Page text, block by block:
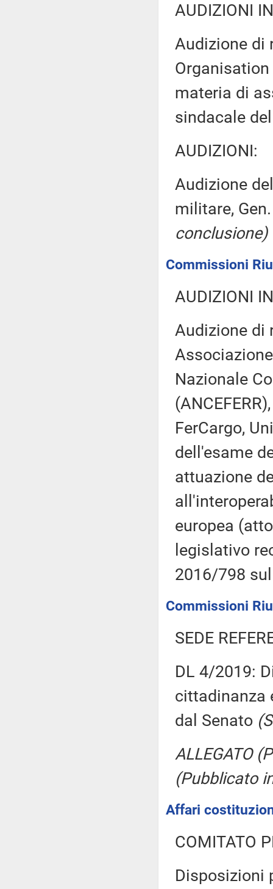
AUDIZIONI
Audizione di
materia di
sindacale
AUDIZIONI:
Audizione
militare,
conclusione)
Commissioni
AUDIZIONI
Audizione di
Nazionale
FerCargo,
dell'esame
attuazione
europea
legislativo
2016/798
Commissioni
SEDE
DL 4/2019:
cittadinanza
dal Senato
ALLEGATO
(Pubblicato
Affari
COMITATO
Disposizioni